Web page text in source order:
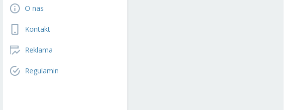
O nas
Kontakt
Reklama
Regulamin